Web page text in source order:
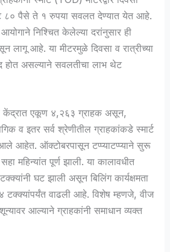
८० पैसे ते १ रुपया सवलत देण्यात येत आहे.
आयोगाने निश्चित केलेल्या दरांनुसार ही
आहे. या मीटरमुळे दिवसा व रात्रीच्या
होत असल्याने सवलतीचा लाभ थेट
केंद्रात एकूण ४,२६३ ग्राहक असून,
व इतर सर्व श्रेणीतील ग्राहकांकडे स्मार्ट
आहेत. ऑक्टोबरपासून टप्प्याटप्प्याने सुरू
महिन्यांत पूर्ण झाली. या कालावधीत
घट झाली असून बिलिंग कार्यक्षमता
वाढली आहे. विशेष म्हणजे, वीज
आल्याने ग्राहकांनी समाधान व्यक्त